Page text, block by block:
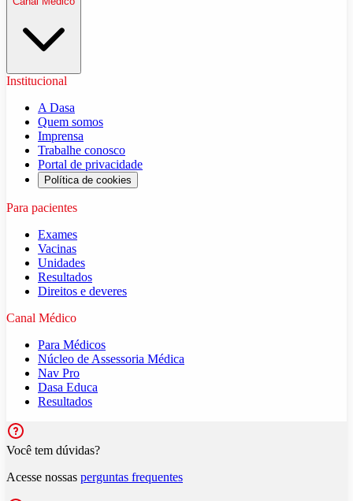
Institucional
A Dasa
Quem somos
Imprensa
Trabalhe conosco
Portal de privacidade
Política de cookies
Para pacientes
Exames
Vacinas
Unidades
Resultados
Direitos e deveres
Canal Médico
Para Médicos
Núcleo de Assessoria Médica
Nav Pro
Dasa Educa
Resultados
Você tem dúvidas?
Acesse nossas perguntas frequentes